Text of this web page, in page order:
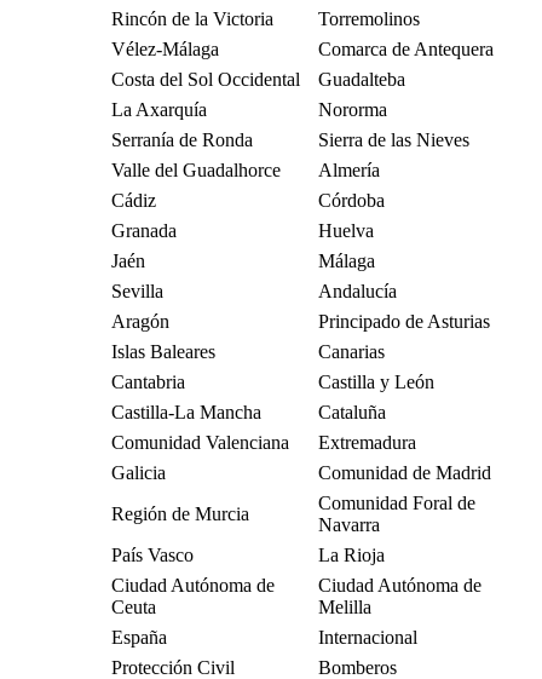
Rincón de la Victoria
Torremolinos
Vélez-Málaga
Comarca de Antequera
Costa del Sol Occidental
Guadalteba
La Axarquía
Nororma
Serranía de Ronda
Sierra de las Nieves
Valle del Guadalhorce
Almería
Cádiz
Córdoba
Granada
Huelva
Jaén
Málaga
Sevilla
Andalucía
Aragón
Principado de Asturias
Islas Baleares
Canarias
Cantabria
Castilla y León
Castilla-La Mancha
Cataluña
Comunidad Valenciana
Extremadura
Galicia
Comunidad de Madrid
Región de Murcia
Comunidad Foral de
Navarra
País Vasco
La Rioja
Ciudad Autónoma de
Ceuta
Ciudad Autónoma de
Melilla
España
Internacional
Protección Civil
Bomberos